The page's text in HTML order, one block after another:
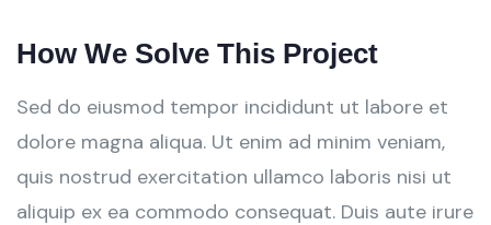
How We Solve This Project
Sed do eiusmod tempor incididunt ut labore et
dolore magna aliqua. Ut enim ad minim veniam,
quis nostrud exercitation ullamco laboris nisi ut
aliquip ex ea commodo consequat. Duis aute irure